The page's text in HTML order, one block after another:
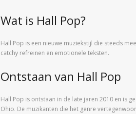
Wat is Hall Pop?
Hall Pop is een nieuwe muziekstijl die steeds
catchy refreinen en emotionele teksten.
Ontstaan van Hall Pop
Hall Pop is ontstaan in de late jaren 2010 en is
Ohio. De muzikanten die het genre